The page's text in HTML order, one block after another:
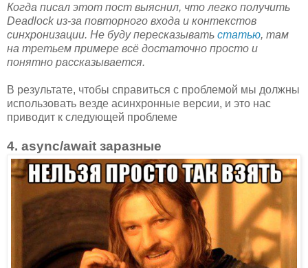
Когда писал этот пост выяснил, что легко получить
Deadlock из-за повторного входа и контекстов
синхронизации. Не буду пересказывать статью, там
на третьем примере всё достаточно просто и
понятно рассказывается.
В результате, чтобы справиться с проблемой мы должны
использовать везде асинхронные версии, и это нас
приводит к следующей проблеме
4. async/await заразные